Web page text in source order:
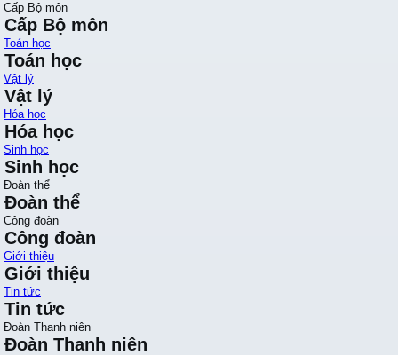
Cấp Bộ môn
Cấp Bộ môn
Toán học
Toán học
Vật lý
Vật lý
Hóa học
Hóa học
Sinh học
Sinh học
Đoàn thể
Đoàn thể
Công đoàn
Công đoàn
Giới thiệu
Giới thiệu
Tin tức
Tin tức
Đoàn Thanh niên
Đoàn Thanh niên